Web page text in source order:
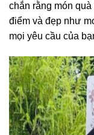
chắn rằng món
điểm và đẹp như
mọi yêu cầu của